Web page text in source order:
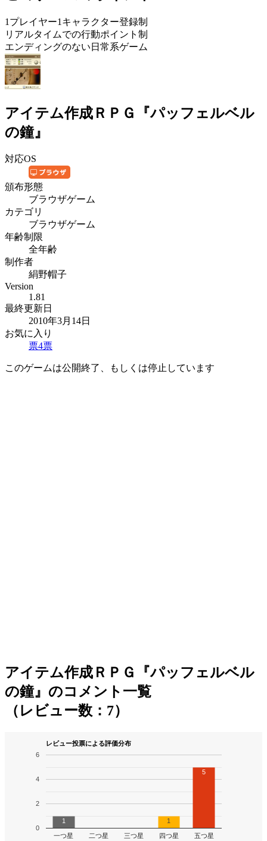
1プレイヤー1キャラクター登録制
リアルタイムでの行動ポイント制
エンディングのない日常系ゲーム
アイテム作成ＲＰＧ『パッフェルベル
の鐘』
対応OS
頒布形態
ブラウザゲーム
カテゴリ
ブラウザゲーム
年齢制限
全年齢
制作者
絹野帽子
Version
1.81
最終更新日
2010年3月14日
お気に入り
票4票
このゲームは公開終了、もしくは停止しています
アイテム作成ＲＰＧ『パッフェルベル
の鐘』のコメント一覧
（レビュー数：7）
レビュー投票による評価分布
一つ星 二つ星 三つ星 四つ星 五つ星
0
2
4
6
1 1
5